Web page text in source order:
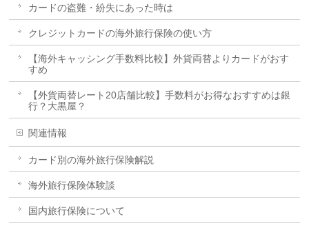
カードの盗難・紛失にあった時は
クレジットカードの海外旅行保険の使い方
【海外キャッシング手数料比較】外貨両替よりカードがおす
すめ
【外貨両替レート20店舗比較】手数料がお得なおすすめは銀
行？大黒屋？
関連情報
カード別の海外旅行保険解説
海外旅行保険体験談
国内旅行保険について